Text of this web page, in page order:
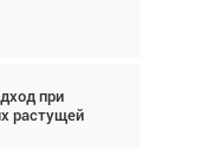
при
растущей